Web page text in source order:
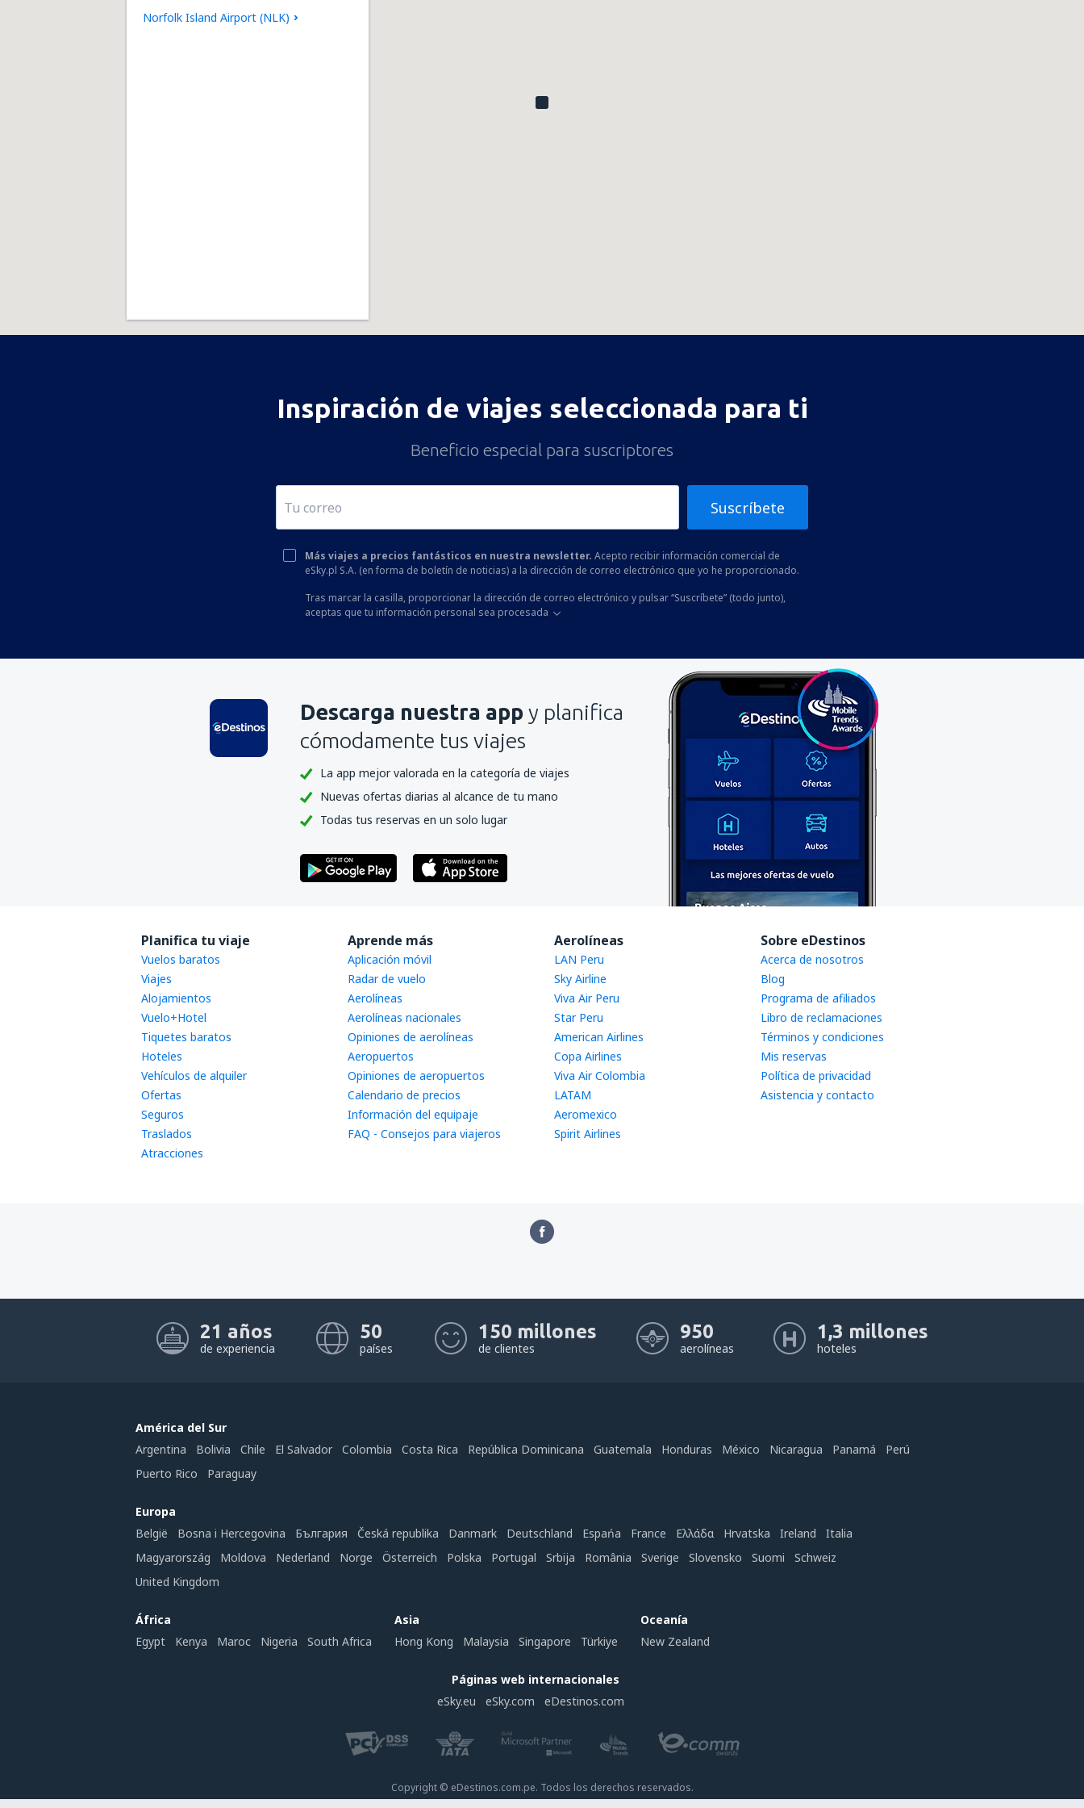
Norfolk Island Airport (NLK)
Inspiración de viajes seleccionada para ti
Beneficio especial para suscriptores
Suscríbete
Más viajes a precios fantásticos en nuestra newsletter. Acepto recibir información comercial de
eSky.pl S.A. (en forma de boletín de noticias) a la dirección de correo electrónico que yo he proporcionado.
Tras marcar la casilla, proporcionar la dirección de correo electrónico y pulsar “Suscríbete” (todo junto),
aceptas que tu información personal sea procesada
Descarga nuestra app y planifica
cómodamente tus viajes
La app mejor valorada en la categoría de viajes
Nuevas ofertas diarias al alcance de tu mano
Todas tus reservas en un solo lugar
Planifica tu viaje
Vuelos baratos
Viajes
Alojamientos
Vuelo+Hotel
Tiquetes baratos
Hoteles
Vehículos de alquiler
Ofertas
Seguros
Traslados
Atracciones
Aprende más
Aplicación móvil
Radar de vuelo
Aerolíneas
Aerolíneas nacionales
Opiniones de aerolíneas
Aeropuertos
Opiniones de aeropuertos
Calendario de precios
Información del equipaje
FAQ - Consejos para viajeros
Aerolíneas
LAN Peru
Sky Airline
Viva Air Peru
Star Peru
American Airlines
Copa Airlines
Viva Air Colombia
LATAM
Aeromexico
Spirit Airlines
Sobre eDestinos
Acerca de nosotros
Blog
Programa de afiliados
Libro de reclamaciones
Términos y condiciones
Mis reservas
Política de privacidad
Asistencia y contacto
21 años
de experiencia
50
países
150 millones
de clientes
950
aerolíneas
1,3 millones
hoteles
América del Sur
Argentina
Bolivia Chile El Salvador Colombia Costa Rica República Dominicana Guatemala Honduras México Nicaragua Panamá
Perú
Puerto Rico
Paraguay
Europa
België
Bosna i Hercegovina България Česká republika Danmark Deutschland Espańa France Ελλάδα Hrvatska Ireland
Italia
Magyarország
Moldova Nederland Norge Österreich Polska Portugal Srbija România Sverige Slovensko Suomi
Schweiz
United Kingdom
África
Egypt
Kenya Maroc Nigeria South Africa
Asia
Hong Kong
Malaysia Singapore Türkiye
Oceanía
New Zealand
Páginas web internacionales
eSky.eu
eSky.com eDestinos.com
Copyright © eDestinos.com.pe. Todos los derechos reservados.